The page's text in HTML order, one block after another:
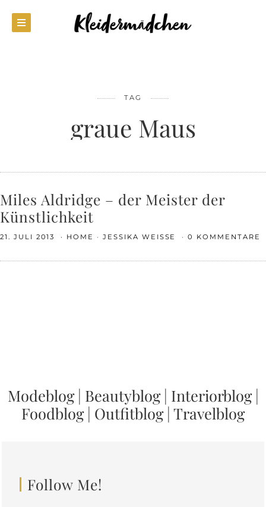
TAG
graue Maus
Miles Aldridge – der Meister der
Künstlichkeit
21. JULI 2013 HOME JESSIKA WEISSE 0 KOMMENTARE
Modeblog| Beautyblog| Interiorblog|
Foodblog| Outfitblog| Travelblog
Follow Me!